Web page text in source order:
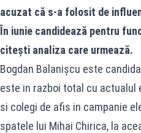
acuzat că s-a folosit de
În iunie candidează pentru
citești analiza care urmează.
Bogdan Balanișcu este
este in razboi total cu actualul
si colegi de afis in campanie
spatele lui Mihai Chirica, la